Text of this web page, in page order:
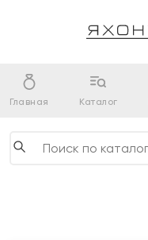
Главная Каталог